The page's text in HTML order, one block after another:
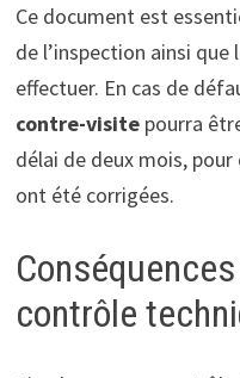
Ce document est
de l’inspection ainsi
effectuer. En cas de
contre-visitepourra
délai de deux mois,
ont été corrigées.
contrôle